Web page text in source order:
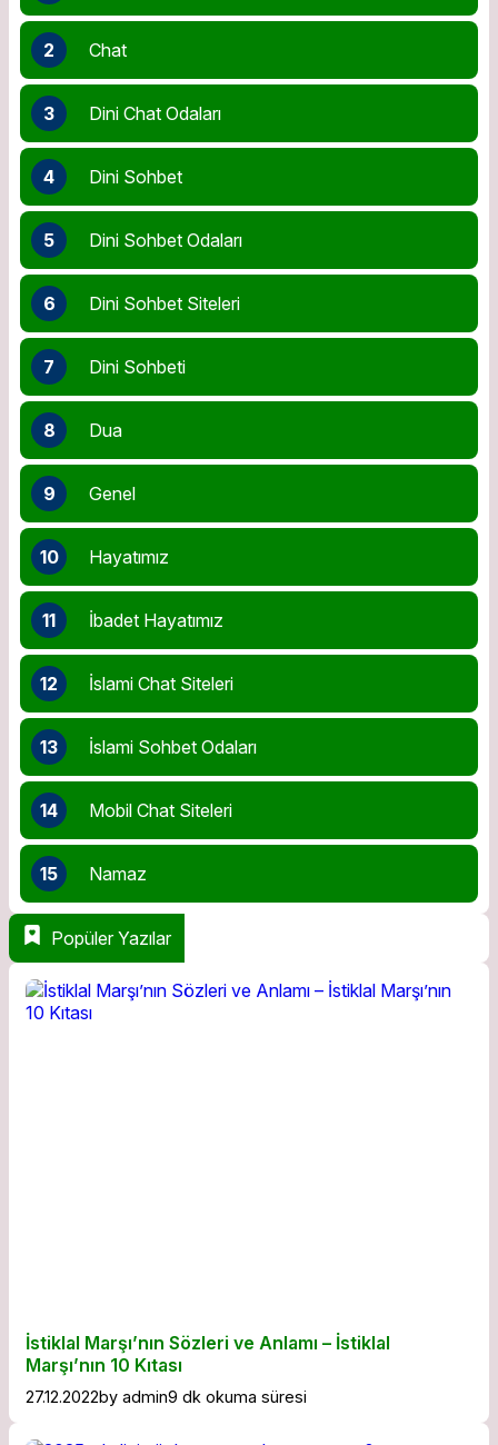
2 Chat
3 Dini Chat Odaları
4 Dini Sohbet
5 Dini Sohbet Odaları
6 Dini Sohbet Siteleri
7 Dini Sohbeti
8 Dua
9 Genel
10 Hayatımız
11 İbadet Hayatımız
12 İslami Chat Siteleri
13 İslami Sohbet Odaları
14 Mobil Chat Siteleri
15 Namaz
Popüler Yazılar
İstiklal Marşı’nın Sözleri ve Anlamı – İstiklal
Marşı’nın 10 Kıtası
27.12.2022by admin9 dk okuma süresi